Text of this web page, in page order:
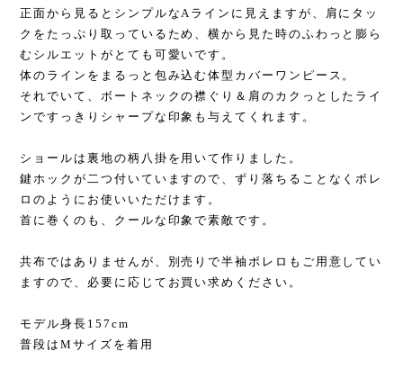
正面から見るとシンプルなAラインに見えますが、肩にタッ
クをたっぷり取っているため、横から見た時のふわっと膨ら
むシルエットがとても可愛いです。
体のラインをまるっと包み込む体型カバーワンピース。
それでいて、ボートネックの襟ぐり＆肩のカクっとしたライ
ンですっきりシャープな印象も与えてくれます。
ショールは裏地の柄八掛を用いて作りました。
鍵ホックが二つ付いていますので、ずり落ちることなくボレ
ロのようにお使いいただけます。
首に巻くのも、クールな印象で素敵です。
共布ではありませんが、別売りで半袖ボレロもご用意してい
ますので、必要に応じてお買い求めください。
モデル身長157cm
普段はMサイズを着用